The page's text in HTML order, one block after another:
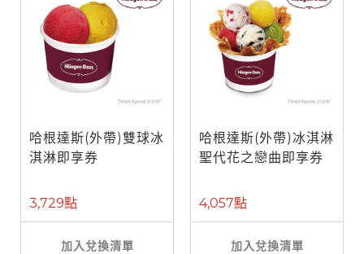
哈根達斯(外帶)雙球冰
淇淋即享券
3,729點
加入兌換清單
哈根達斯(外帶)冰淇淋
聖代花之戀曲即享券
4,057點
加入兌換清單